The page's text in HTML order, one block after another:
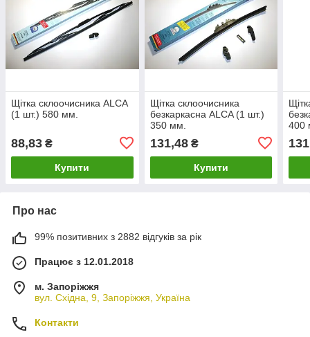
Щітка склоочисника ALCA
(1 шт.) 580 мм.
88,83 ₴
Купити
Щітка склоочисника
безкаркасна ALCA (1 шт.)
350 мм.
131,48₴
Купити
400
Про нас
99% позитивних з 2882 відгуків за рік
Працює з 12.01.2018
м. Запоріжжя
вул. Східна, 9, Запоріжжя, Україна
Контакти